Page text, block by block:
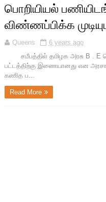
பொறியியல்
விண்ணப்பிக்க
Queens
6 years ago
சமீபத்தில் தமிழக அரசு B . E
பட்டத்திற்கு இணையானது என
கணித ப...
Read More